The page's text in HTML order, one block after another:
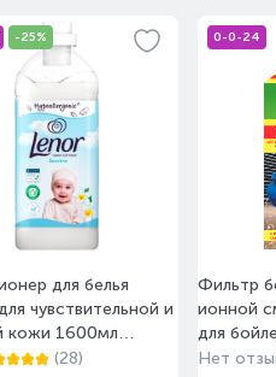
-25%
для белья
чувствительной и
кожи 1600мл
(28)
0-0-24
Фильтр
ионной
для
Нет